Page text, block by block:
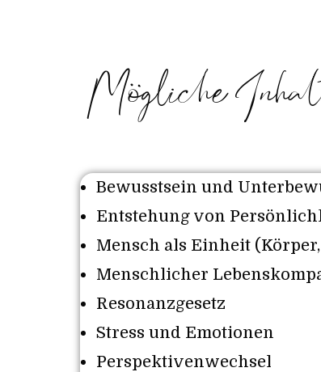
Mögliche
Bewusstsein und
Entstehung von
Mensch als Einheit (Körper,
Menschlicher
Resonanzgesetz
Stress und Emotionen
Perspektivenwechsel